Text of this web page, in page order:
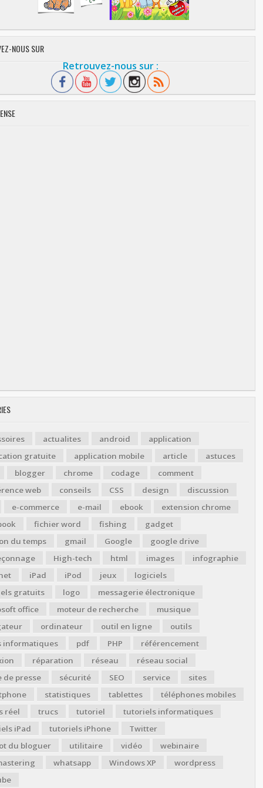
NOUS SUR
Retrouvez-nous sur :
actualites android
application
gratuite
application mobile article
astuces
blogger
chrome codage
comment
web
conseils CSS design
discussion
e-commerce
e-mail ebook
extension chrome
fichier word fishing
gadget
du temps
gmail Google
google drive
High-tech html images
infographie
iPad iPod jeux
logiciels
gratuits
logo
messagerie électronique
office
moteur de recherche
musique
ordinateur outil en ligne
outils
informatiques
pdf PHP
référencement
réparation réseau
réseau social
de presse
sécurité SEO service
sites
statistiques tablettes
téléphones mobiles
réel
trucs tutoriel
tutoriels informatiques
iPad
tutoriels iPhone
Twitter
du bloguer
utilitaire vidéo
webinaire
whatsapp Windows XP
wordpress